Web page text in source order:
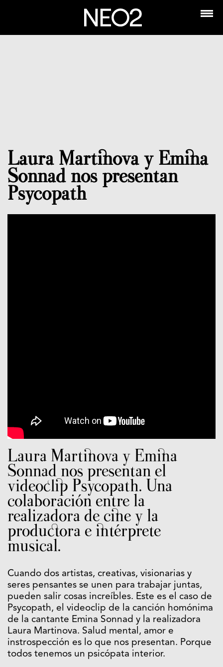
Laura Martinova y Emina
Sonnad nos presentan
Psycopath
Laura Martinova y Emina
Sonnad nos presentan el
videoclip Psycopath. Una
colaboración entre la
realizadora de cine y la
productora e intérprete
musical.
Cuando dos artistas, creativas, visionarias y
seres pensantes se unen para trabajar juntas,
pueden salir cosas increíbles. Este es el caso de
Psycopath, el videoclip de la canción homónima
de la cantante Emina Sonnad y la realizadora
Laura Martinova. Salud mental, amor e
instrospección es lo que nos presentan. Porque
todos tenemos un psicópata interior.